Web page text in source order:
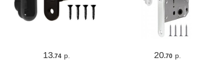
13.74 р. 20.70 р.